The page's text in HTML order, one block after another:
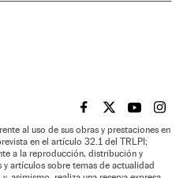
EL PAÍS BRASIL EN
EL PAÍSEL PAÍS
EL
al uso de sus obras y prestaciones en
en el artículo 32.1 del TRLPI;
a la reproducción, distribución y
artículos sobre temas de actualidad